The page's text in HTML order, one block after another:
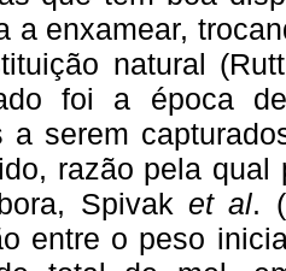
a enxamear,
natural
foi a época
a serem
razão pela qual
Spivak et al.
entre o peso